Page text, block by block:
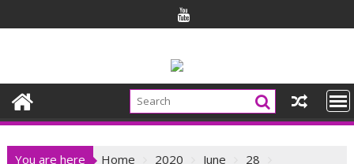
to
You are here Home 2020 June
28